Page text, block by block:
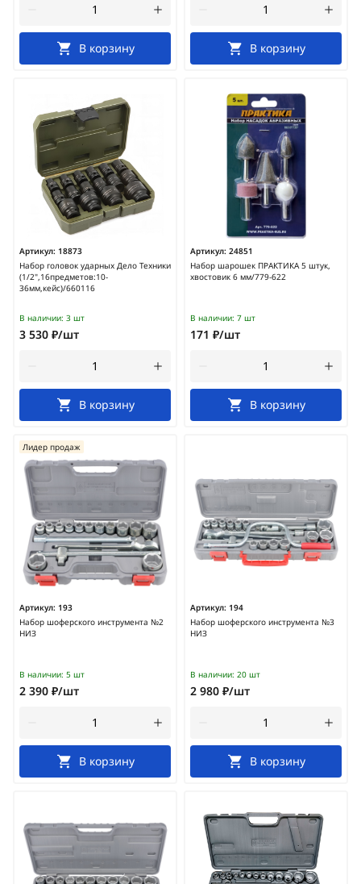
В корзину В корзину
Артикул: 18873
Набор головок ударных Дело Техники
(1/2",16предметов:10-
36мм,кейс)/660116
В наличии: 3 шт
3 530 ₽/шт
В корзину
Артикул: 24851
Набор шарошек ПРАКТИКА 5 штук,
хвостовик 6 мм/779-622
В наличии: 7 шт
171 ₽/шт
В корзину
Артикул: 193
Набор шоферского инструмента №2
НИЗ
Лидер продаж
В наличии: 5 шт
2 390 ₽/шт
В корзину
Артикул: 194
Набор шоферского инструмента №3
НИЗ
В наличии: 20 шт
2 980 ₽/шт
В корзину